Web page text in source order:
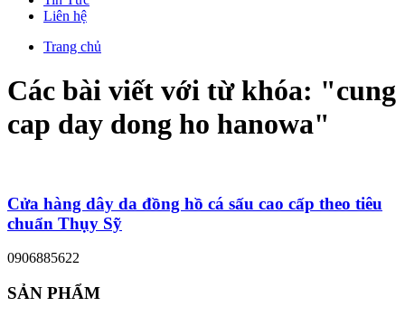
Liên hệ
Trang chủ
Các bài viết với từ khóa: "cung
cap day dong ho hanowa"
Cửa hàng dây da đồng hồ cá sấu cao cấp theo tiêu
chuẩn Thụy Sỹ
0906885622
SẢN PHẨM